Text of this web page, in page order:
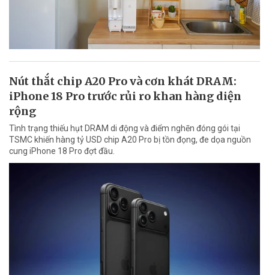
Nút thắt chip A20 Pro và cơn khát DRAM:
iPhone 18 Pro trước rủi ro khan hàng diện
rộng
Tình trạng thiếu hụt DRAM di động và điểm nghẽn đóng gói tại
TSMC khiến hàng tỷ USD chip A20 Pro bị tồn đọng, đe dọa nguồn
cung iPhone 18 Pro đợt đầu.